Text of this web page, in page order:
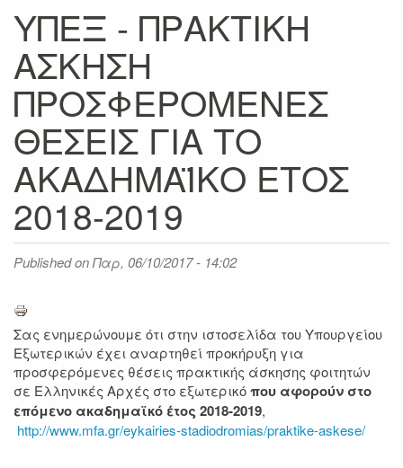
YΠΕΞ - ΠΡΑΚΤΙΚΗ
ΑΣΚΗΣΗ
ΠΡΟΣΦΕΡΟΜΕΝΕΣ
ΘΕΣΕΙΣ ΓΙΑ ΤΟ
ΑΚΑΔΗΜΑΪΚΟ ΕΤΟΣ
2018-2019
Published onΠαρ, 06/10/2017 - 14:02
Σας ενημερώνουμε ότι στην ιστοσελίδα του Υπουργείου
Εξωτερικών έχει αναρτηθεί προκήρυξη για
προσφερόμενες θέσεις πρακτικής άσκησης φοιτητών
σε Ελληνικές Αρχές στο εξωτερικόπου αφορούν στο
επόμενο ακαδημαϊκό έτος 2018-2019,
http://www.mfa.gr/eykairies-stadiodromias/praktike-askese/